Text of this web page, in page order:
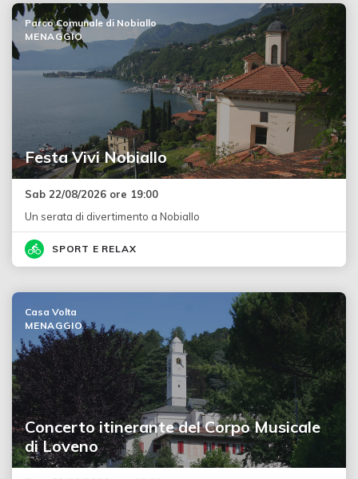
Festa Vivi Nobiallo
Parco Comunale di Nobiallo
MENAGGIO
Sab 22/08/2026 ore 19:00
Un serata di divertimento a Nobiallo
SPORT E RELAX
Concerto itinerante del Corpo Musicale
di Loveno
Casa Volta
MENAGGIO